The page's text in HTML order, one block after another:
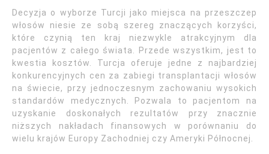
Decyzja o wyborze Turcji jako miejsca na przeszczep
włosów niesie ze sobą szereg znaczących korzyści,
które czynią ten kraj niezwykle atrakcyjnym dla
pacjentów z całego świata. Przede wszystkim, jest to
kwestia kosztów. Turcja oferuje jedne z najbardziej
konkurencyjnych cen za zabiegi transplantacji włosów
na świecie, przy jednoczesnym zachowaniu wysokich
standardów medycznych. Pozwala to pacjentom na
uzyskanie doskonałych rezultatów przy znacznie
niższych nakładach finansowych w porównaniu do
wielu krajów Europy Zachodniej czy Ameryki Północnej.